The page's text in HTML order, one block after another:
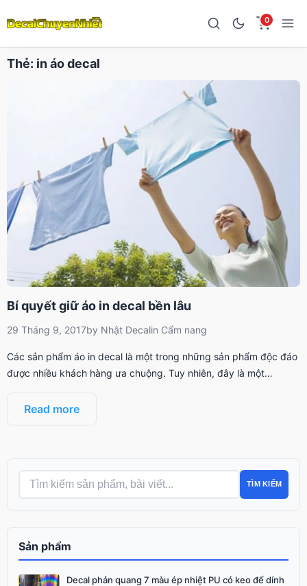
0
Thẻ: in áo decal
Bí quyết giữ áo in decal bền lâu
29 Tháng 9, 2017by Nhật Decalin Cẩm nang
Các sản phẩm áo in decal là một trong những sản phẩm độc đáo
được nhiều khách hàng ưa chuộng. Tuy nhiên, đây là một…
Read more
TÌM KIẾM
Sản phẩm
Decal phản quang 7 màu ép nhiệt PU có keo đế dính
Giá
Giá